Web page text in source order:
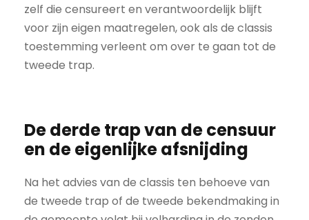
zelf die censureert en verantwoordelijk blijft
voor zijn eigen maatregelen, ook als de classis
toestemming verleent om over te gaan tot de
tweede trap.
De derde trap van de censuur
en de eigenlijke afsnijding
Na het advies van de classis ten behoeve van
de tweede trap of de tweede bekendmaking in